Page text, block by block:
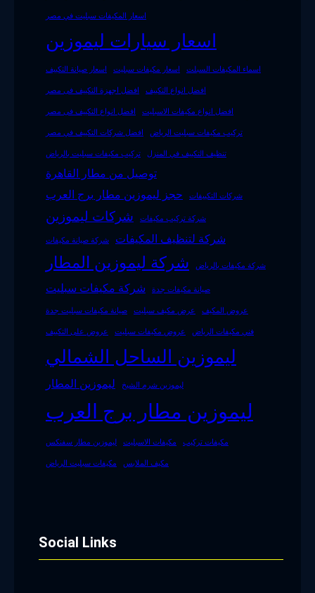
اسعار المكيفات سبليت في مصر
اسعار سيارات ليموزين
اسعار صيانة التكييف اسعار مكيفات سبليت اسماء المكيفات السبلت
افضل اجهزة التكييف فى مصر افضل انواع التكييف
افضل انواع التكييف فى مصر افضل انواع مكيفات الاسبليت
افضل شركات التكييف في مصر تركيب مكيفات سبليت الرياض
تركيب مكيفات سبليت بالرياض تنظيف التكييف في المنزل
توصيل من مطار القاهرة
حجز ليموزين مطار برج العرب
شركات التكييفات
شركات ليموزين شركة تركيب مكيفات
شركة صيانة مكيفات شركة لتنظيف المكيفات
شركة ليموزين المطار شركة مكيفات بالرياض
شركة مكيفات سبليت صيانة مكيفات جدة
صيانة مكيفات سبليت جدة عرض مكيف سبليت عروض المكيف
عروض على التكييف عروض مكيفات سبليت فني مكيفات الرياض
ليموزين الساحل الشمالي
ليموزين المطار ليموزين شرم الشيخ
ليموزين مطار برج العرب
ليموزين مطار سفنكس مكيفات الاسبليت مكيفات تركيب
مكيفات سبليت الرياض مكيف الملابس
Social Links